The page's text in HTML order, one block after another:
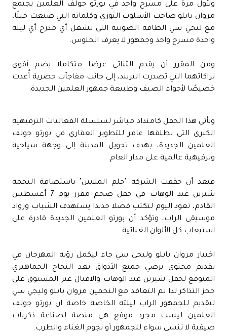
ولأول مرة على مسرح واحد في بورتو جولف العلمين يجتمع
مروان بابلو صاحب الأسلوب الثوري وكلماته التي صنعت جيلًا،
مع ليجي سي الطاقة الصوتية التي تشعل أي مدرج أي ليلة
واحدة مسرح واحد وجمهور لا يعرف الجلوس.
ومن المقرر أن يقدم الثنائي عرضا متكاملا يضم أقوى
تراكاتهما التي تصدرت التريند، إلى جانب مفاجآت حصرية أُعدت
خصيصًا لأجواء الصيف وطبيعة جمهور العلمين الجديدة.
ويأتي هذا الحفل كامتداد مباشر لسلسلة الفعاليات الترفيهية
الكبرى التي تطلقها عامر للتطوير العقاري في بورتو جولف
العلمين الجديدة، بهدف تحويل المدينة إلى وجهة سياحية
وترفيهية عالمية على مدار العام.
فبعد أن حققت الشركة "حلم الملايين" باستضافة النجمة
شيرين عبد الوهاب في حفل ضخم مقرر يوم 7 أغسطس
القادم، تعود اليوم لتكتب فصلا جديدا يستهدف الشباب ورواد
موسيقى الراب، وتؤكد أن بورتو العلمين الجديدة قادرة على
استيعاب كل الألوان الغنائية.
اختيار مروان بابلو وليجي سي جاء ليكمل رؤية المهرجان في
تقديم محتوى يرضي جميع الأذواق بعد النجاح الجماهيري
المتوقع لحفل شيرين عبد الوهاب والاقبال غير المسبوق على
حجز التذاكر لذا تم التعاقد مع النجمين مروان بابلو وليجي سي
لتقديم للجمهور الراب ليلته الخاصة خاصة ان بورتو جولف
العلمين ليست مجرد موقع هي منصة لصناعة ذكريات
صيفية لا تنسى سواء للجمهور أو نجوم الغناء والطرب.